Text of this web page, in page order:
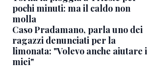
pochi minuti: ma il caldo non
molla
Caso Pradamano, parla uno dei
ragazzi denunciati per la
limonata: "Volevo anche aiutare i
miei"